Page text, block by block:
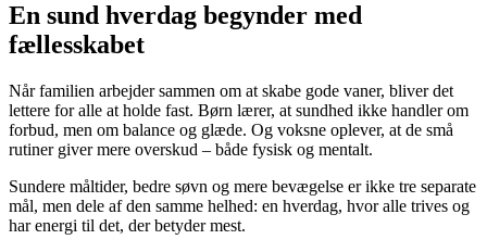
En sund hverdag begynder med
fællesskabet
Når familien arbejder sammen om at skabe gode vaner, bliver det
lettere for alle at holde fast. Børn lærer, at sundhed ikke handler om
forbud, men om balance og glæde. Og voksne oplever, at de små
rutiner giver mere overskud – både fysisk og mentalt.
Sundere måltider, bedre søvn og mere bevægelse er ikke tre separate
mål, men dele af den samme helhed: en hverdag, hvor alle trives og
har energi til det, der betyder mest.